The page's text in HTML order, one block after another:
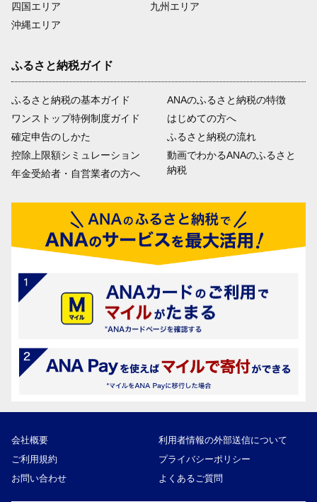
四国エリア
沖縄エリア
九州エリア
ふるさと納税ガイド
ふるさと納税の基本ガイド
ワンストップ特例制度ガイド
確定申告のしかた
控除上限額シミュレーション
年金受給者・自営業者の方へ
ANAのふるさと納税の特徴
はじめての方へ
ふるさと納税の流れ
動画でわかるANAのふるさと
納税
会社概要
利用者情報の外部送信について
ご利用規約
プライバシーポリシー
お問い合わせ
よくあるご質問